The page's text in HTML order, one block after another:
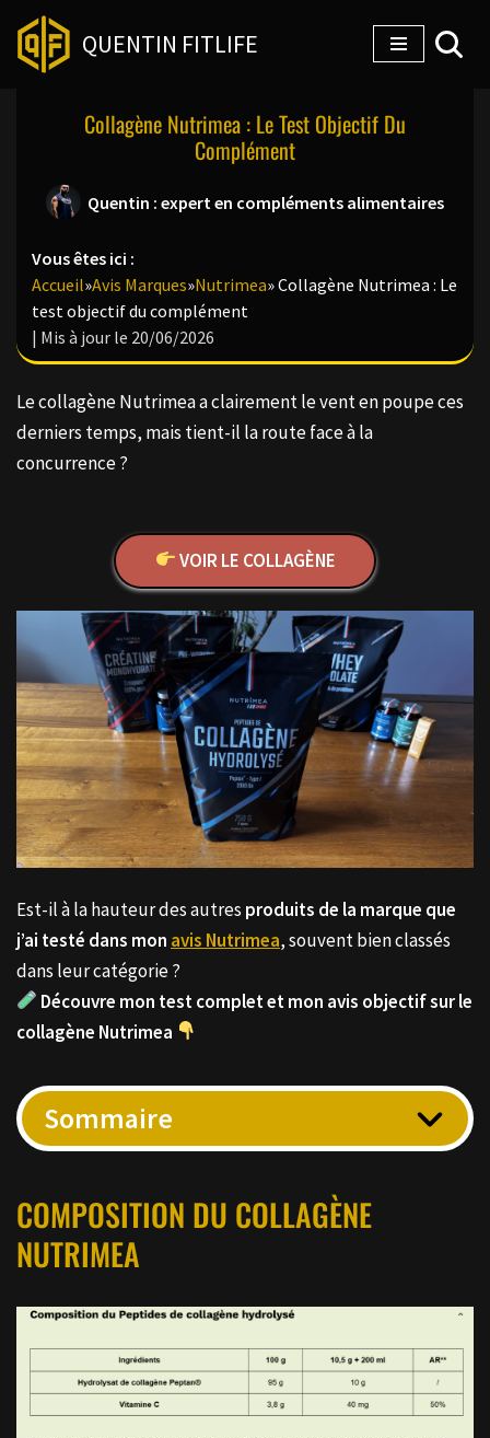
Aller
QUENTIN FITLIFE
Collagène Nutrimea : Le Test Objectif Du
Complément
Quentin : expert en compléments alimentaires
Vous êtes ici :
Accueil»Avis Marques»Nutrimea»Collagène Nutrimea : Le
test objectif du complément
| Mis à jour le 20/06/2026
Le collagène Nutrimea a clairement le vent en poupe ces
derniers temps, mais tient-il la route face à la
concurrence ?
VOIR LE COLLAGÈNE
Est-il à la hauteur des autres produits de la marque que
j’ai testé dans mon avis Nutrimea, souvent bien classés
dans leur catégorie ?
Découvre mon test complet et mon avis objectif sur le
collagène Nutrimea
Sommaire
COMPOSITION DU COLLAGÈNE
NUTRIMEA